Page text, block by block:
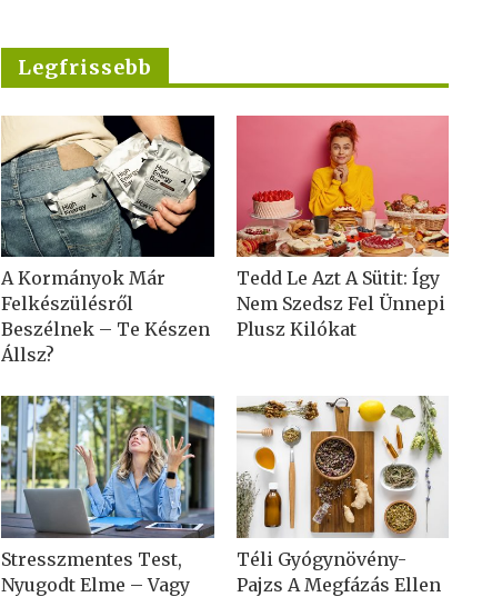
Legfrissebb
A Kormányok Már
Felkészülésről
Beszélnek – Te Készen
Állsz?
Tedd Le Azt A Sütit: Így
Nem Szedsz Fel Ünnepi
Plusz Kilókat
Stresszmentes Test,
Nyugodt Elme – Vagy
Téli Gyógynövény-
Pajzs A Megfázás Ellen